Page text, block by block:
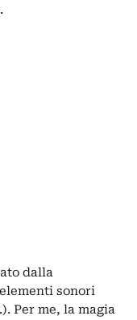
dalla
sonori
Per me, la magia